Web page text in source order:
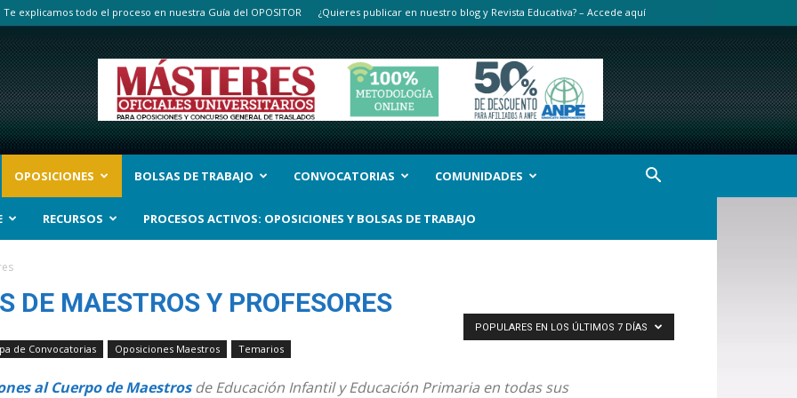
Te explicamos todo el proceso en nuestra Guía del OPOSITOR ¿Quieres publicar en nuestro blog y Revista Educativa? – Accede aquí
OPOSICIONES BOLSAS DE TRABAJO CONVOCATORIAS COMUNIDADES
RECURSOS PROCESOS ACTIVOS: OPOSICIONES Y BOLSAS DE TRABAJO
DE MAESTROS Y PROFESORES
de Convocatorias Oposiciones Maestros Temarios
al Cuerpo de Maestrosde Educación Infantil y Educación Primaria en todas sus
POPULARES EN LOS ÚLTIMOS 7 DÍAS